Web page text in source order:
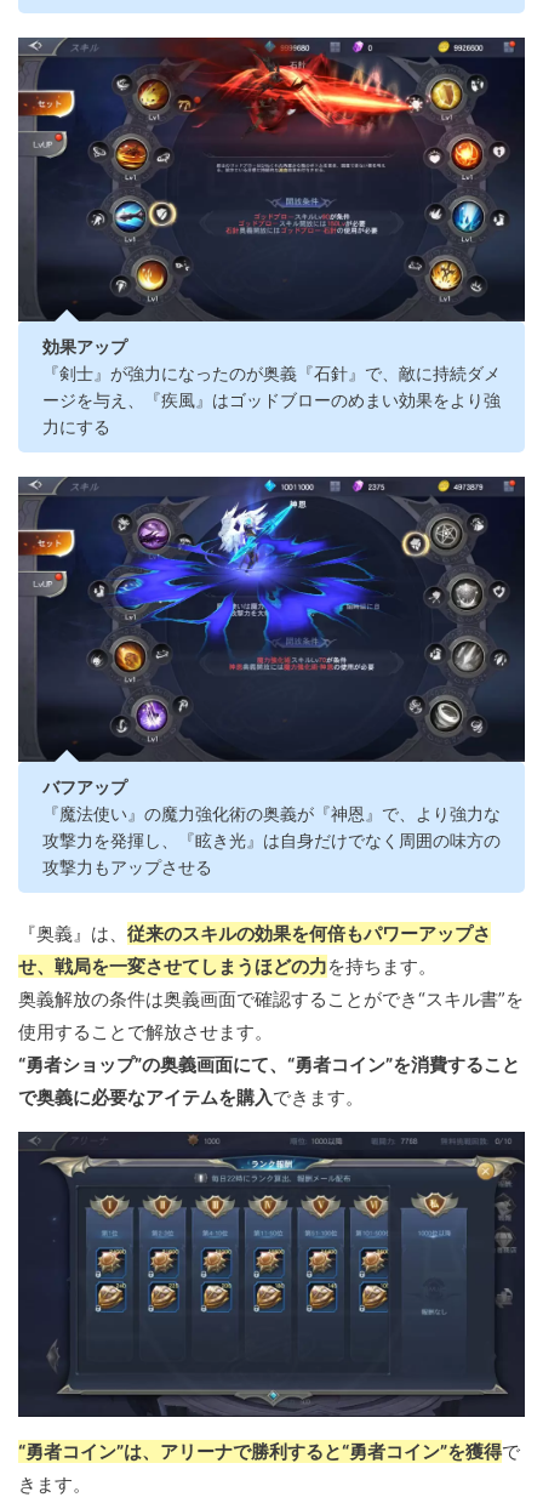
効果アップ
『剣士』が強力になったのが奥義『石針』で、敵に持続ダメ
ージを与え、『疾風』はゴッドブローのめまい効果をより強
力にする
バフアップ
『魔法使い』の魔力強化術の奥義が『神恩』で、より強力な
攻撃力を発揮し、『眩き光』は自身だけでなく周囲の味方の
攻撃力もアップさせる
『奥義』は、 従来のスキルの効果を何倍もパワーアップさ
せ、戦局を一変させてしまうほどの力を持ちます。
奥義解放の条件は奥義画面で確認することができ“スキル書”を
使用することで解放させます。
“勇者ショップ”の奥義画面にて、“勇者コイン”を消費すること
で奥義に必要なアイテムを購入できます。
“勇者コイン”は、アリーナで勝利すると“勇者コイン”を獲得で
きます。